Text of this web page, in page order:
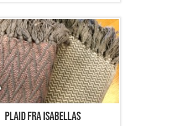
Plaid fra ISABELLAS